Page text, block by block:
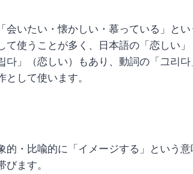
いたい・懐かしい・慕っている」とい
使うことが多く、日本語の「恋しい」
」（恋しい）もあり、動詞の「그리
して使います。
的・比喩的に「イメージする」という意
ます。